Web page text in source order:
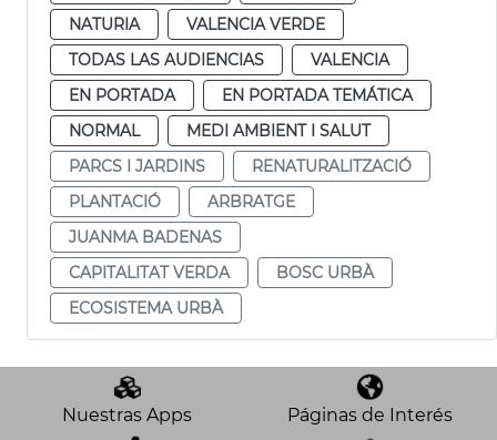
NATURIA
VALENCIA VERDE
TODAS LAS AUDIENCIAS
VALENCIA
EN PORTADA
EN PORTADA TEMÁTICA
NORMAL
MEDI AMBIENT I SALUT
PARCS I JARDINS
RENATURALITZACIÓ
PLANTACIÓ
ARBRATGE
JUANMA BADENAS
CAPITALITAT VERDA
BOSC URBÀ
ECOSISTEMA URBÀ
Nuestras Apps Páginas de Interés